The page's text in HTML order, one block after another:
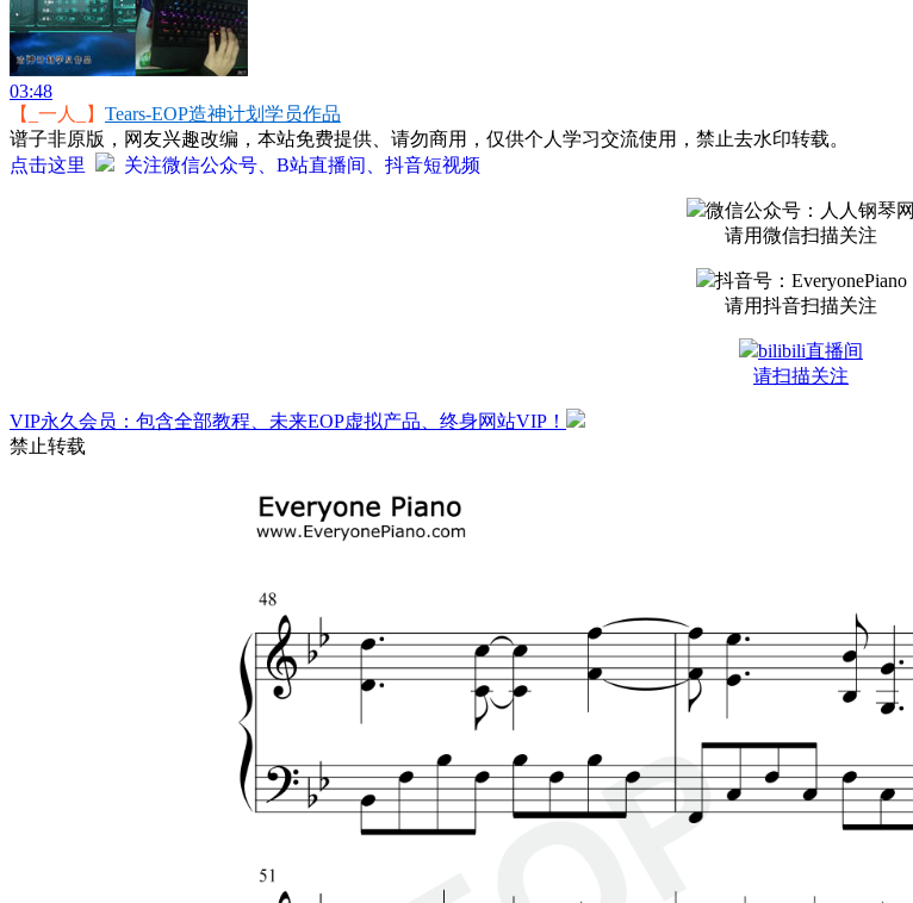
03:48
【_一人_】 Tears-EOP造神计划学员作品
谱子非原版，网友兴趣改编，本站免费提供、请勿商用，仅供个人学习交流使用，禁止去水印转载。
点击这里
关注微信公众号、B站直播间、抖音短视频
微信公众号：人人钢琴网
请用微信扫描关注
抖音号：EveryonePiano
请用抖音扫描关注
bilibili直播间
请扫描关注
VIP永久会员：包含全部教程、未来EOP虚拟产品、终身网站VIP！
禁止转载